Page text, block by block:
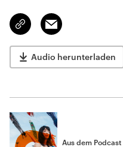
Link
kopieren/teilen
Email
Audio herunterladen
Aus dem Podcast